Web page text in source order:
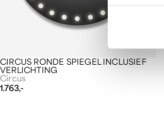
CIRCUS RONDE SPIEGEL INCLUSIEF
VERLICHTING
Circus
1.763,-